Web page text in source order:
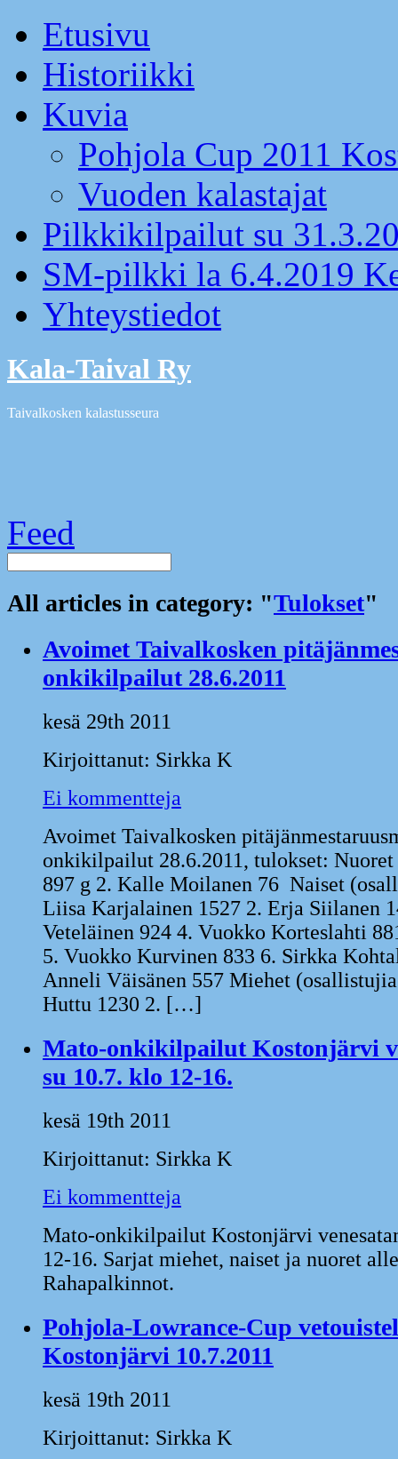
Etusivu
Historiikki
Kuvia
Pohjola Cup 2011
Vuoden kalastajat
Pilkkikilpailut su
SM-pilkki la 6.4.2019
Yhteystiedot
Kala-Taival Ry
Taivalkosken kalastusseura
Feed
All articles in category: "Tulokset"
Avoimet Taivalkosken
onkikilpailut 28.6.2011
kesä 29th 2011
Kirjoittanut: Sirkka K
Ei kommentteja
Avoimet Taivalkosken
onkikilpailut 28.6.2011, tulokset: Nuoret
897 g 2. Kalle Moilanen 76 Naiset
Liisa Karjalainen 1527 2. Erja Siilanen
Veteläinen 924 4. Vuokko Korteslahti
5. Vuokko Kurvinen 833 6. Sirkka
Anneli Väisänen 557 Miehet
Huttu 1230 2. […]
Mato-onkikilpailut Kostonjärvi
su 10.7. klo 12-16.
kesä 19th 2011
Kirjoittanut: Sirkka K
Ei kommentteja
Mato-onkikilpailut Kostonjärvi
12-16. Sarjat miehet, naiset ja nuoret
Rahapalkinnot.
Pohjola-Lowrance-Cup
Kostonjärvi 10.7.2011
kesä 19th 2011
Kirjoittanut: Sirkka K